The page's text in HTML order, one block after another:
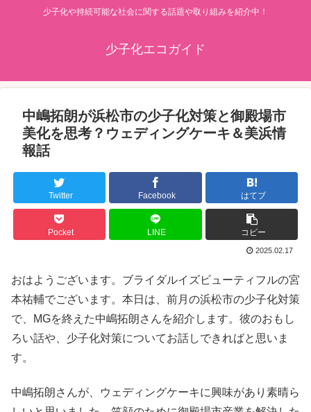
少子化や持続可能な社会に関する話題や取り組みを紹介中！
少子化エコガイド
中嶋拓朗が浜松市の少子化対策と御殿場市
美化を思考？ウェディングケーキ＆美浜情
報話
Twitter Facebook はてブ
Pocket LINE コピー
2025.02.17
おはようございます。ブライダルイズビューティフルの宮
本祐輔でございます。本日は、前月の浜松市の少子化対策
で、MGを終えた中嶋拓朗さんを紹介します。彼のおもし
ろい話や、少子化対策についてお話しできればと思いま
す。
中嶋拓朗さんが、ウェディングケーキに興味があり素晴ら